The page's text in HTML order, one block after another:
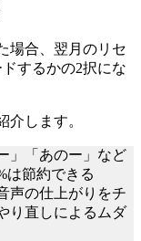
場合、翌月のリセ
するかの2択にな
介します。
」「あのー」など
は節約できる
声の仕上がりをチ
り直しによるムダ